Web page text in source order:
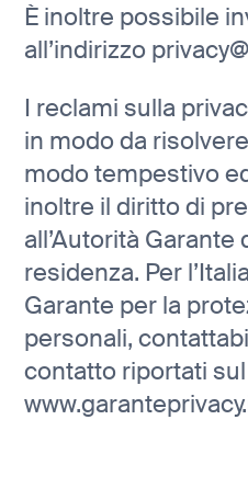
È inoltre possibile
all’indirizzo
I reclami sulla
in modo da
modo tempestivo
inoltre il diritto di
all’Autorità
residenza. Per
Garante per la
personali,
contatto riportati